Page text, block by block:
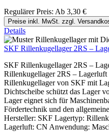
Regulärer Preis: Ab 3,30 €
Preise inkl. MwSt. zzgl.
Details
SKF Rillenkugellager 2RS –
SKF Rillenkugellager 2RS –
Rillenkugellager 2RS –
Rillenkugellager von SKF mit
Dichtscheibe schützt das Lager
Lager eignet sich für
Fördertechnik und den
Hersteller: SKF Lagertyp:
Lagerluft: CN Anwendung: